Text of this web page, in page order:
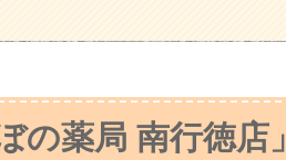
の薬局 南行徳店」